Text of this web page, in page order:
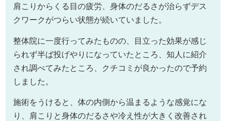
肩こりからくる目の疲労、身体のだるさが治らずデス
クワークがつらい状態が続いていました。
整体院に一度行ってみたものの、目立った効果が感じ
られず半ば投げやりになっていたところ、知人に紹介
され調べてみたところ、クチコミが良かったので予約
しました。
施術をうけると、体の内側から温まるような感覚にな
り、肩こりと身体のだるさや冷え性が大きく改善され